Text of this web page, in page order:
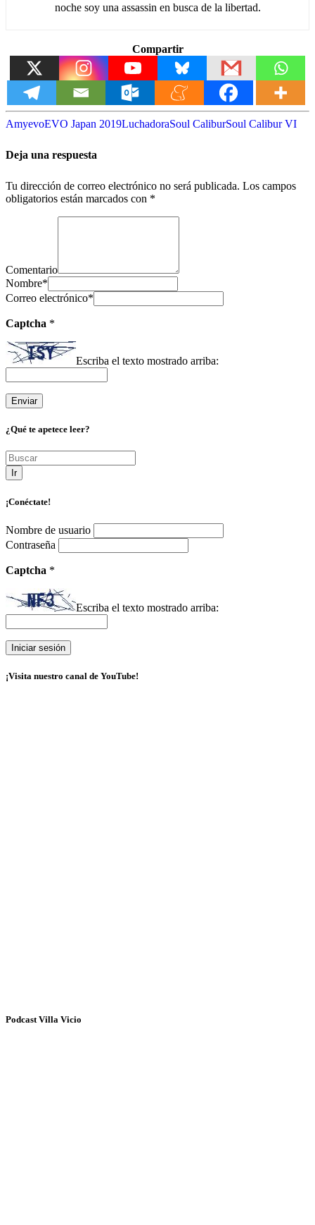
noche soy una assassin en busca de la libertad.
Compartir
AmyevoEVO Japan 2019LuchadoraSoul CaliburSoul Calibur VI
Deja una respuesta
Tu dirección de correo electrónico no será publicada. Los campos
obligatorios están marcados con *
Comentario
Nombre*
Correo electrónico*
Captcha *
Escriba el texto mostrado arriba:
¿Qué te apetece leer?
Ir
¡Conéctate!
Nombre de usuario
Contraseña
Captcha *
Escriba el texto mostrado arriba:
¡Visita nuestro canal de YouTube!
Podcast Villa Vicio